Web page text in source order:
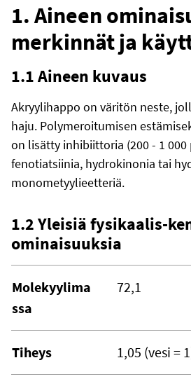
1. Aineen
merkinnät ja
1.1 Aineen kuvaus
Akryylihappo on väritön neste,
haju. Polymeroitumisen
on lisätty inhibiittoria (200 - 1 000
fenotiatsiinia, hydrokinonia tai
monometyylieetteriä.
1.2 Yleisiä fysikaalis-
ominaisuuksia
Molekyylima
ssa
72,1
Tiheys 1,05 (vesi =